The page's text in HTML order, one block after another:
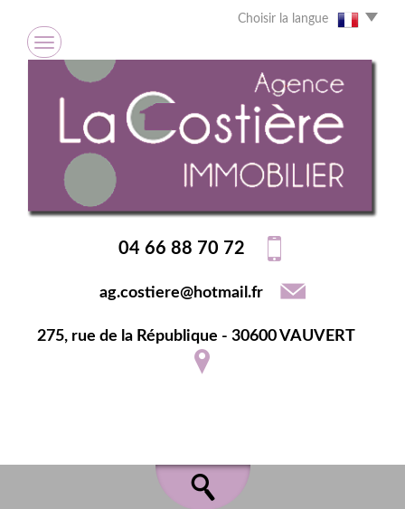
Choisir la langue
04 66 88 70 72
ag.costiere@hotmail.fr
275, rue de la République - 30600 VAUVERT